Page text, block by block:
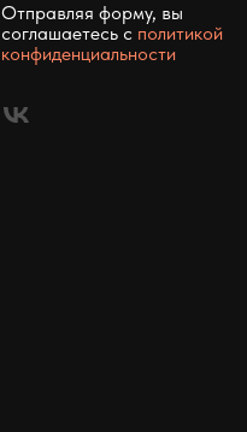
Отправляя форму, вы
соглашаетесь c политикой
конфиденциальности